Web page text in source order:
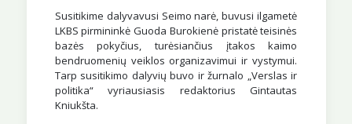
Susitikime dalyvavusi Seimo narė, buvusi ilgametė
LKBS pirmininkė Guoda Burokienė pristatė teisinės
bazės pokyčius, turėsiančius įtakos kaimo
bendruomenių veiklos organizavimui ir vystymui.
Tarp susitikimo dalyvių buvo ir žurnalo „Verslas ir
politika“ vyriausiasis redaktorius Gintautas
Kniukšta.